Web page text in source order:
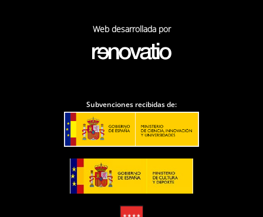
Web desarrollada por
Subvenciones recibidas de: